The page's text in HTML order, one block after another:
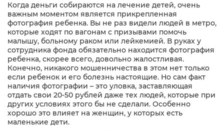
Когда деньги собираются на лечение детей, очень
важным моментом является прикрепленная
фотография ребенка. Вы не раз видели людей в метро,
которые ходят по вагонам с призывами помочь
малышу, больному раком или лейкемией. В руках у
сотрудника фонда обязательно находится фотография
ребенка, скорее всего, довольно жалостливая.
Конечно, никакого мошенничества в этом нет только
если ребенок и его болезнь настоящие. Но сам факт
наличия фотографии – это уловка, заставляющая
отдать свои 20-50 рублей даже тех людей, которые при
других условиях этого бы не сделали. Особенно
хорошо это влияет на женщин, у которых есть
маленькие дети.
Отправить
Даю согласие на обработку персональных данных